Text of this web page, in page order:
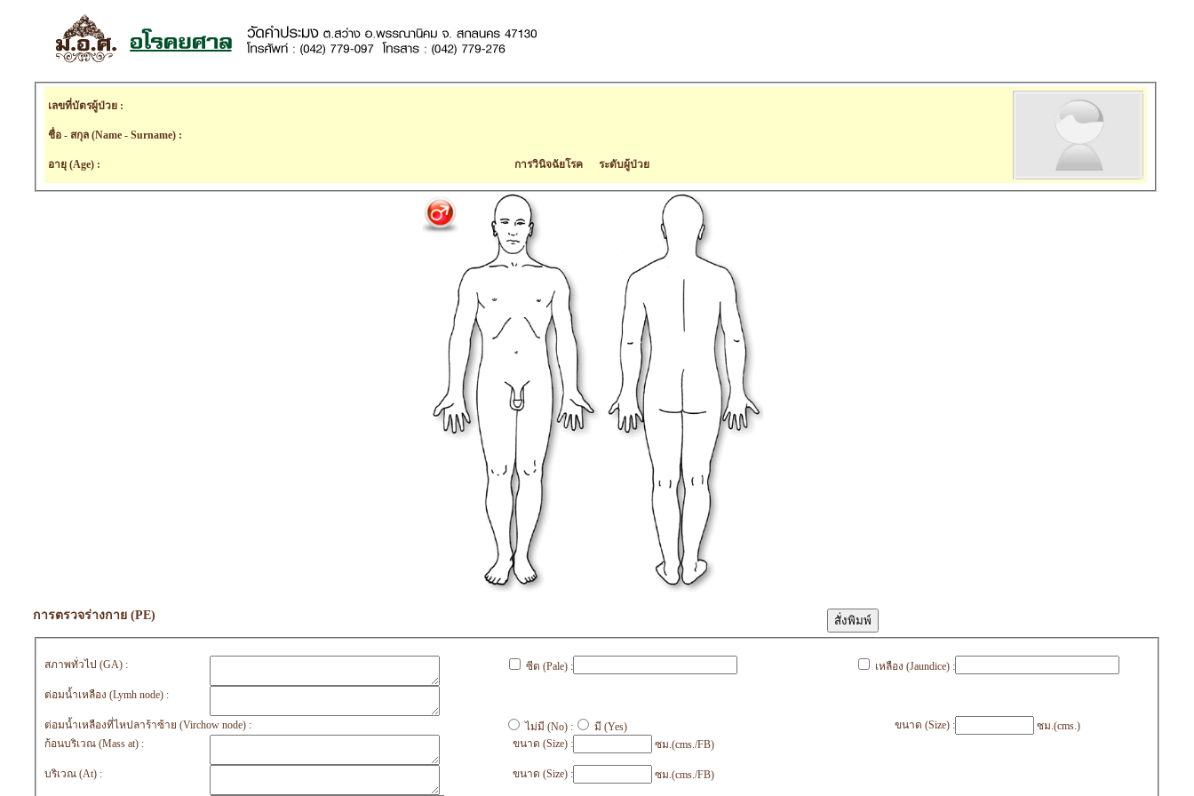
เลขที่บัตรผู้ป่วย :
ชื่อ - สกุล (Name - Surname) :
อายุ (Age) : การวินิจฉัยโรค ระดับผู้ป่วย
การตรวจร่างกาย (PE)
สภาพทั่วไป (GA) : ซีด (Pale) : เหลือง (Jaundice) :
ต่อมน้ำเหลือง (Lymh node) :
ต่อมน้ำเหลืองที่ไหปลาร้าซ้าย (Virchow node) : ไม่มี (No) : มี (Yes) ขนาด (Size) :
ซม.(cms.)
ก้อนบริเวณ (Mass at) :
ขนาด (Size) : ซม.(cms./FB)
บริเวณ (At) : ขนาด (Size) : ซม.(cms./FB)